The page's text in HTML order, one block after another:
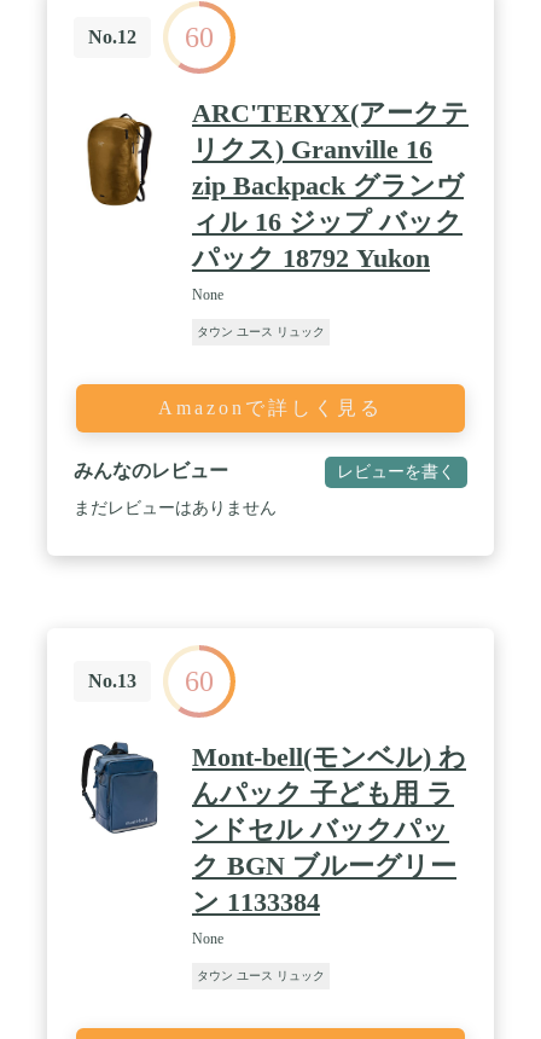
す。 広げた状態でのサイズ： 19.3×12.5×6.3イン
チ。 折り畳んだ状態でのサイズ： 6.6×8.2×1.9イン
チ。 ほとんどの航空会社のサイズ要件に合致し、3
～4日間の旅行に十分な容量があります。 / 耐水
性・耐久性：ハイキングバックパックは高品質のリ
ップストップナイロン生地製で、水や摩耗に強く、
破れにくく、通気性があり快適です。バックパック
に水や埃が入るのを防ぐことができます。大雨から
貴重品を守り、すべてをドライに保ちます。 耐久性
に優れた2方向の耐摩耗性SBS金属製ファスナーでし
っかりと閉じることができます。 / 濡れたアイテム
を入れるためのウェットポケット：メインのコンパ
ートメントに濡れたアイテムを入れられる防水ウェ
ットポケットが1つあります。バックパックの背面
ながっており、濡れた水着や運動後の汗だくの服、
ることができます。 / 大容量&複数のコンパートメ
ント：大容量のファスナー付きメインコンパートメ
ント、2つ目のファスナー付きコンパートメント(1
トポケット(1つ)、内部ポケット(3つ)、メッシュサ
イドポケット(2つ)。 40リットルの超軽量な折りた
たみ式バックパックは、アウトドア、キャンプ、ハ
とんどの航空会社のサイズ要件に合致し、3～4日間
バッグとして使用でき、女性、男性、若者、女の
子、お子様のアウトドアハイキング、オフィス、学
校、ビジネス、デイパックに適しています。
TOMULEのバックパックでキャンプに出かけてきれ
No.12 60
ARC'TERYX(アークテ
リクス) Granville 16
zip Backpack グランヴ
ィル 16 ジップ バック
パック 18792 Yukon
None
タウン ユース リュック
Amazonで詳しく見る
みんなのレビュー レビューを書く
まだレビューはありません
No.13 60
Mont-bell(モンベル) わ
んパック 子ども用 ラ
ンドセル バックパッ
ク BGN ブルーグリー
ン 1133384
None
タウン ユース リュック